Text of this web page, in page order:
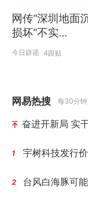
网传“深圳地面
损坏”不实
（2026·08·06）
今日辟谣 4跟贴
网易热搜 每30分
奋进开新局 实
1 宇树科技发行
2 台风白海豚可